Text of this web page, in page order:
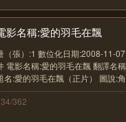
影名稱:愛的羽毛在飄
（張）:1 數位化日期:2008-11-
電影名稱:愛的羽毛在飄 翻譯名
名:愛的羽毛在飄（正片） 圖說:
362